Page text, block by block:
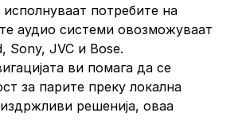
потребите на
аудио системи овозможуваат
Sony, JVC и Bose.
ви помага да се
за парите преку локална
решенија, оваа